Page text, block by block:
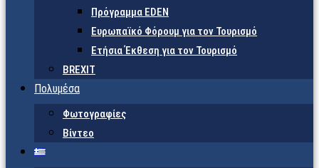
Πρόγραμμα EDEN
Ευρωπαϊκό Φόρουμ για τον Τουρισμό
Ετήσια Έκθεση για τον Τουρισμό
BREXIT
Πολυμέσα
Φωτογραφίες
Βίντεο